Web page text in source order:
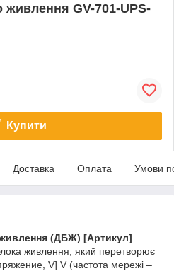
живлення GV-701-UPS-
Купити
Доставка Оплата Умови
(ДБЖ) [Артикул]
живлення, який перетворює
V] V (частота мережі –